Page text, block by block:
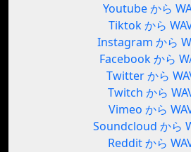
Youtube から
Tiktok から
Instagram から
Facebook から
Twitter から
Twitch から
Vimeo から
Soundcloud から
Reddit から